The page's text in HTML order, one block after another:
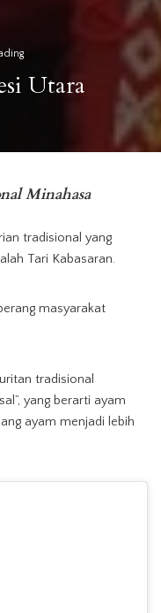
Utara
Minahasa
tradisional yang
Tari Kabasaran.
masyarakat
tradisional
yang berarti ayam
ayam menjadi lebih